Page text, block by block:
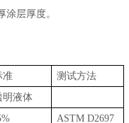
涂层厚度。
准
测试方法
明液体
ASTM D2697